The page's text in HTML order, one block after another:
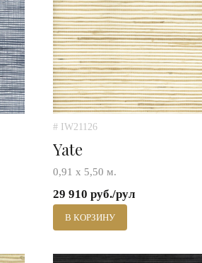
# IW21126
Yate
0,91 х 5,50 м.
29 910 руб./рул
В КОРЗИНУ